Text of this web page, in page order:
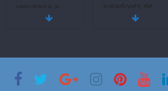
Mercado
2026
4 de agosto de
Quito se alista
para un nuevo
2026